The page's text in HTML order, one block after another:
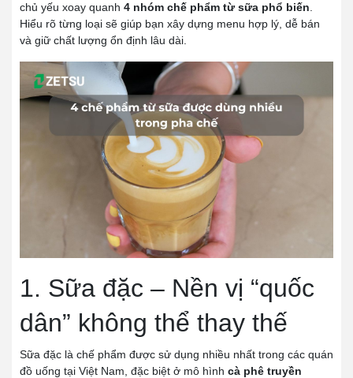
chủ yếu xoay quanh 4 nhóm chế phẩm từ sữa phổ biến
Hiểu rõ từng loại sẽ giúp bạn xây dựng menu hợp lý, dễ bán
và giữ chất lượng ổn định lâu dài.
1. Sữa đặc – Nền vị “quốc
dân” không thể thay thế
Sữa đặc là chế phẩm được sử dụng nhiều nhất trong các quán
đồ uống tại Việt Nam, đặc biệt ở mô hình cà phê truyền